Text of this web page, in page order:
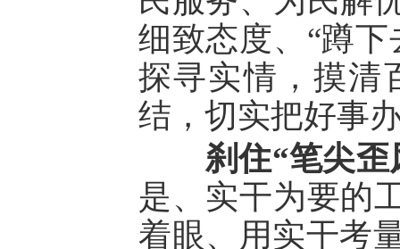
细致态度、“蹲
探寻实情，摸清
结，切实把好事
刹住“笔尖
是、实干为要的
着眼、用实干考